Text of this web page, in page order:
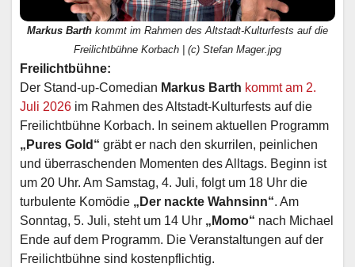
Markus Barth kommt im Rahmen des Altstadt-Kulturfests auf die
Freilichtbühne Korbach | (c) Stefan Mager.jpg
Freilichtbühne:
Der Stand-up-Comedian Markus Barth kommt am 2.
Juli 2026 im Rahmen des Altstadt-Kulturfests auf die
Freilichtbühne Korbach. In seinem aktuellen Programm
„Pures Gold“ gräbt er nach den skurrilen, peinlichen
und überraschenden Momenten des Alltags. Beginn ist
um 20 Uhr. Am Samstag, 4. Juli, folgt um 18 Uhr die
turbulente Komödie „Der nackte Wahnsinn“. Am
Sonntag, 5. Juli, steht um 14 Uhr „Momo“ nach Michael
Ende auf dem Programm. Die Veranstaltungen auf der
Freilichtbühne sind kostenpflichtig.